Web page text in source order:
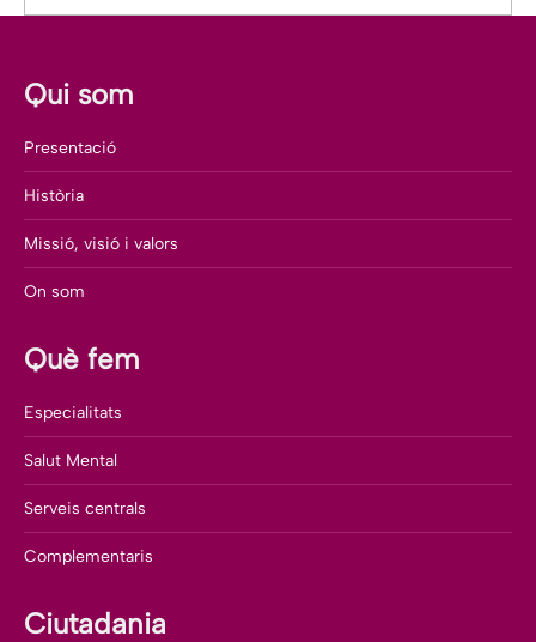
Qui som
Presentació
Història
Missió, visió i valors
On som
Què fem
Especialitats
Salut Mental
Serveis centrals
Complementaris
Ciutadania